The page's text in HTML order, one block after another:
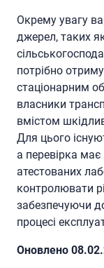
Окрему увагу
джерел, таких
потрібно
стаціонарним
власники
вмістом
Для цього
а перевірка
атестованих
контролювати
забезпечуючи
процесі
Oновлено